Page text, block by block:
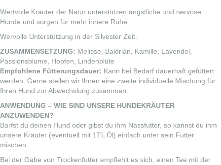
Kräutermischung
-
Menge
Wertvolle Kräuter der Natur unterstützen ängstliche und nervöse
Hunde und sorgen für mehr innere Ruhe.
Wervolle Unterstützung in der Silvester Zeit.
ZUSAMMENSETZUNG: Melisse, Baldrian, Kamille, Lavendel,
Passionsblume, Hopfen, Lindenblüte
Empfohlene Fütterungsdauer: Kann bei Bedarf dauerhaft gefüttert
werden. Gerne stellen wir Ihnen eine zweite individuelle Mischung für
Ihren Hund zur Abwechslung zusammen.
ANWENDUNG – WIE SIND UNSERE HUNDEKRÄUTER
ANZUWENDEN?
Barfst du deinen Hund oder gibst du ihm Nassfutter, so kannst du ihm
unsere Kräuter (eventuell mit 1TL Öl) einfach unter sein Futter
mischen.
Bei der Gabe von Trockenfutter empfiehlt es sich, einen Tee mit der